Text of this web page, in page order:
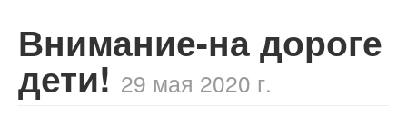
Внимание-на дороге
дети! 29 мая 2020 г.